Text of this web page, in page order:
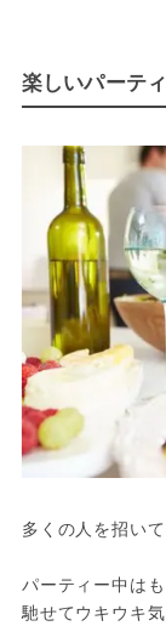
楽しいパーテ
多くの人を招い
パーティー中は
馳せてウキウキ